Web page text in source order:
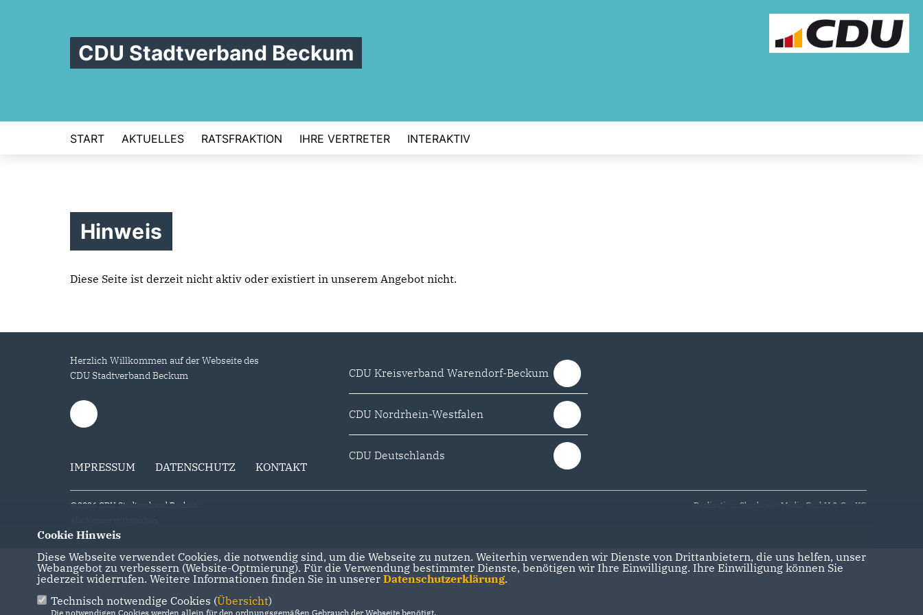
CDU Stadtverband Beckum
START AKTUELLES RATSFRAKTION IHRE VERTRETER INTERAKTIV
Hinweis
Diese Seite ist derzeit nicht aktiv oder existiert in unserem Angebot nicht.
Herzlich Willkommen auf der Webseite des
CDU Stadtverband Beckum
IMPRESSUM DATENSCHUTZ KONTAKT
CDU Kreisverband Warendorf-Beckum
CDU Nordrhein-Westfalen
CDU Deutschlands
@2026 CDU Stadtverband Beckum
Realisation: Sharkness Media GmbH & Co. KG
Cookie Hinweis
Diese Webseite verwendet Cookies, die notwendig sind, um die Webseite zu nutzen. Weiterhin verwenden wir Dienste von Drittanbietern, die uns helfen, unser
Webangebot zu verbessern (Website-Optmierung). Für die Verwendung bestimmter Dienste, benötigen wir Ihre Einwilligung. Ihre Einwilligung können Sie
jederzeit widerrufen. Weitere Informationen finden Sie in unserer Datenschutzerklärung.
Technisch notwendige Cookies (Übersicht)
Die notwendigen Cookies werden allein für den ordnungsgemäßen Gebrauch der Webseite benötigt.